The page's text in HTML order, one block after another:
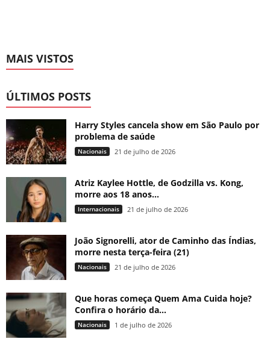
MAIS VISTOS
ÚLTIMOS POSTS
Harry Styles cancela show em São Paulo por
problema de saúde
Nacionais 21 de julho de 2026
Atriz Kaylee Hottle, de Godzilla vs. Kong,
morre aos 18 anos...
Internacionais 21 de julho de 2026
João Signorelli, ator de Caminho das Índias,
morre nesta terça-feira (21)
Nacionais 21 de julho de 2026
Que horas começa Quem Ama Cuida hoje?
Confira o horário da...
Nacionais 1 de julho de 2026